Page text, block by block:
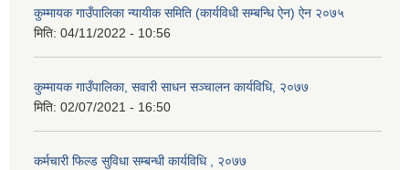
कुम्मायक गाउँपालिका न्यायीक समिति (कार्यविधी सम्बन्धि ऐन) ऐन २०७५
मिति: 04/11/2022 - 10:56
कुम्मायक गाउँपालिका, सवारी साधन सञ्चालन कार्यविधि, २०७७
मिति: 02/07/2021 - 16:50
कर्मचारी फिल्ड सुविधा सम्बन्धी कार्यविधि , २०७७